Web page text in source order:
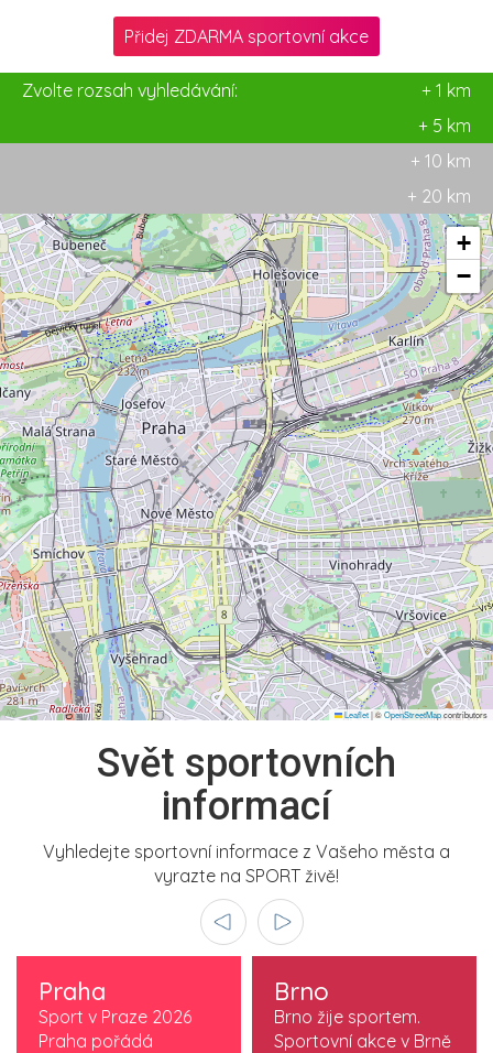
Přidej ZDARMA sportovní akce
Zvolte rozsah vyhledávání:
+ 1 km
+ 5 km
+ 10 km
+ 20 km
+
−
Leaflet|©OpenStreetMapcontributors
Svět sportovních
informací
Vyhledejte sportovní informace z Vašeho města a
vyrazte na SPORT živě!
Praha
Sport v Praze 2026
Praha pořádá
Brno
Brno žije sportem.
Sportovní akce v Brně